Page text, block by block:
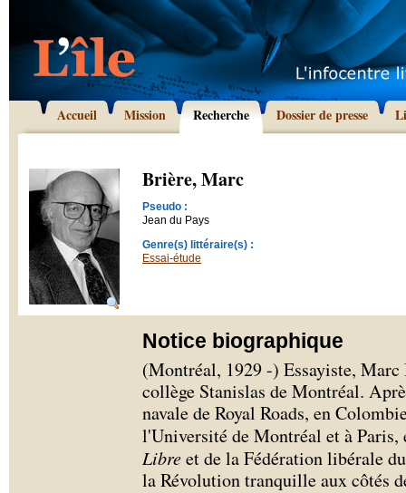
Accueil Mission Recherche Dossier de presse
Brière, Marc
Pseudo :
Jean du Pays
Genre(s) littéraire(s) :
Essai-étude
Notice biographique
(Montréal, 1929 -) Essayiste,
collège Stanislas de Montréal.
navale de Royal Roads, en
l'Université de Montréal et à
Libreet de la Fédération libérale
la Révolution tranquille aux côtés